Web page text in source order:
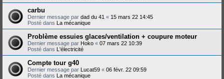
carbu
Dernier message par dad du 41 « 15 mars 22 14:45
Posté dans La mécanique
Problème essuies glaces/ventilation + coupure moteur
Dernier message par Hoko « 07 mars 22 10:39
Posté dans L'électricité
Compte tour g40
Dernier message par Lucat59 « 06 févr. 22 09:59
Posté dans La mécanique